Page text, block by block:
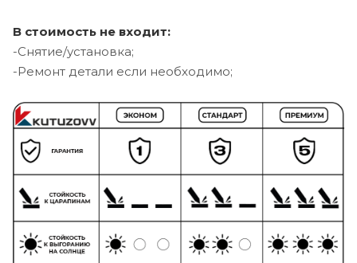
В стоимость не входит:
-Снятие/установка;
-Ремонт детали если необходимо;